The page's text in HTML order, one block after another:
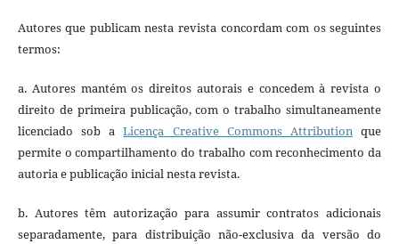
Autores que publicam nesta revista concordam com os seguintes
termos:
a. Autores mantém os direitos autorais e concedem à revista o
direito de primeira publicação, com o trabalho simultaneamente
licenciado sob aLicença Creative Commons Attributionque
permite o compartilhamento do trabalho com reconhecimento da
autoria e publicação inicial nesta revista.
b. Autores têm autorização para assumir contratos adicionais
separadamente, para distribuição não-exclusiva da versão do